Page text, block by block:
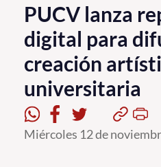
La Universidad
Investigación, Creación e
PUCV Internacional
Vinculación con el Medio
Admisión
PUCV lanza
digital para
creación
universitaria
Miércoles 12 de